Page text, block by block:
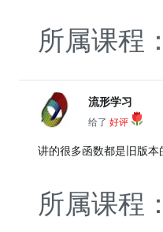
所属课程
流形学习
给了 好评
讲的很多函数都是旧版
所属课程